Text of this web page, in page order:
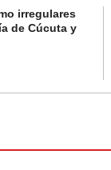
irregulares
de Cúcuta y